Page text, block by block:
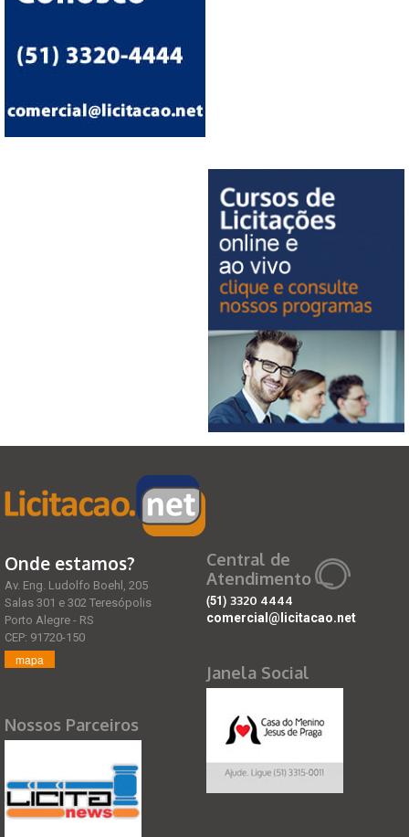
Onde estamos?
Av. Eng. Ludolfo Boehl, 205
Salas 301 e 302 Teresópolis
Porto Alegre - RS
CEP: 91720-150
mapa
Nossos Parceiros
Central de
Atendimento
(51) 3320 4444
comercial@licitacao.net
Janela Social